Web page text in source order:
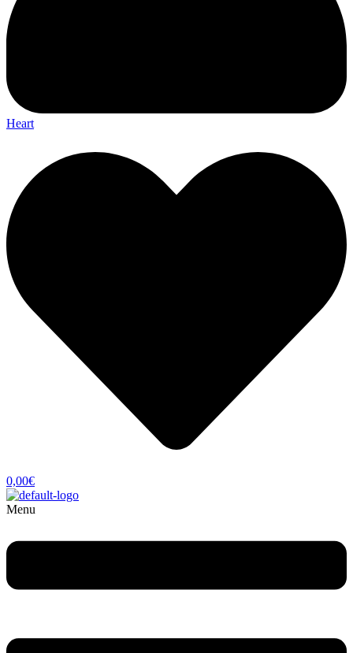
Heart
0,00€
Menu